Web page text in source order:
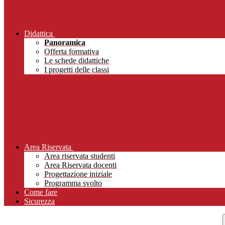
Didattica
Panoramica
Offerta formativa
Le schede didattiche
I progetti delle classi
Area Riservata
Area riservata studenti
Area Riservata docenti
Progettazione iniziale
Programma svolto
Come fare
Sicurezza